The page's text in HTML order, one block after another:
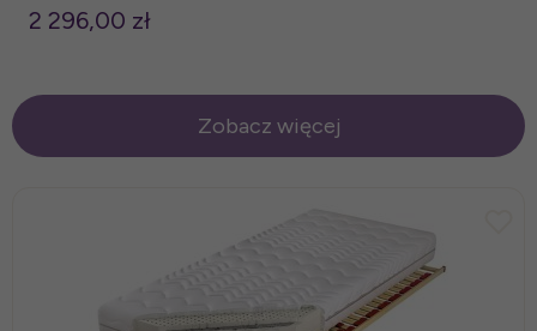
2 296,00 zł
Zobacz więcej